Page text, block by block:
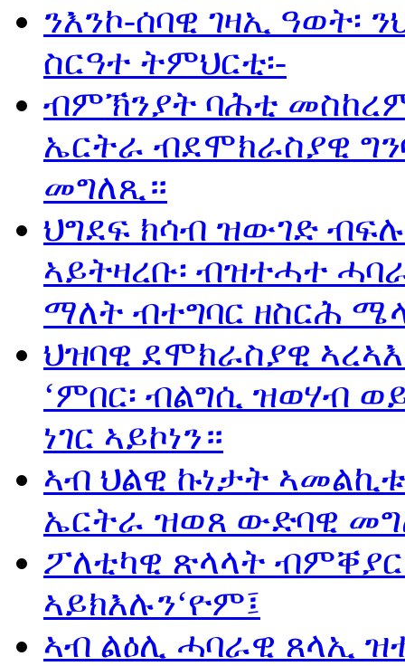
ንእንኮ-ሰባዊ ገዛኢ
ስርዓተ ትምህርቲ፡-
ብምኽንያት ባሕቲ
ኤርትራ ብደሞክራስያዊ
መግለጺ።
ህግደፍ ክሳብ ዝውገድ
ኣይትዛረቡ፡ ብዝተሓተ
ማለት ብተግባር ዘስርሕ ሜላ
ህዝባዊ ደሞክራስያዊ
‘ምበር፡ ብልግሲ ዝወሃብ
ነገር ኣይኮነን።
ኣብ ህልዊ ኩነታት
ኤርትራ ዝወጸ ውድባዊ
ፖለቲካዊ ጽላላት ብምቐያር
ኣይክእሉን‘ዮም፤
ኣብ ልዕሊ ሓባራዊ ጸላኢ